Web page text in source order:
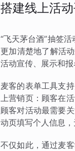
搭建线上活
“飞天茅台酒”抽签
更加清楚地了解活
活动宣传、展示和报
麦客的表单工具支
上营销页：顾客在
顾客对活动最需要
动页填写个人信息
不仅如此，通过麦